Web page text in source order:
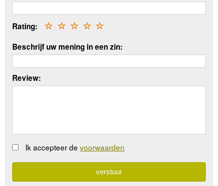
Rating: ☆
☆
☆
☆
☆
Beschrijf uw mening in een zin:
Review:
Ik accepteer de voorwaarden